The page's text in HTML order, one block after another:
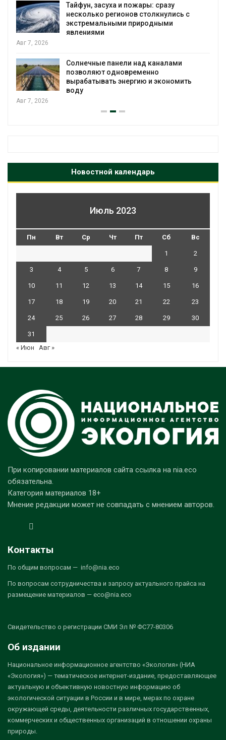
Тайфун, засуха и пожары: сразу
несколько регионов столкнулись с
экстремальными природными
явлениями
Авг 7, 2026
Солнечные панели над каналами
позволяют одновременно
вырабатывать энергию и экономить
воду
Авг 7, 2026
Новостной календарь
Июль 2023
Пн Вт Ср Чт Пт Сб Вс
1 2
3 4 5 6 7 8 9
10 11 12 13 14 15 16
17 18 19 20 21 22 23
24 25 26 27 28 29 30
31
« Июн
Авг »
При копировании материалов сайта ссылка на nia.eco
обязательна.
Категория материалов 18+
Мнение редакции может не совпадать с мнением авторов.
Контакты
По общим вопросам — info@nia.eco
По вопросам сотрудничества и запросу актуального прайса на
размещение материалов — eco@nia.eco
Свидетельство о регистрации СМИ Эл № ФС77-80306
Об издании
Национальное информационное агентство «Экология» (НИА
«Экология») — тематическое интернет-издание, предоставляющее
актуальную и объективную новостную информацию об
экологической ситуации в России и в мире, мерах по охране
окружающей среды, деятельности различных государственных,
коммерческих и общественных организаций в отношении охраны
природы.